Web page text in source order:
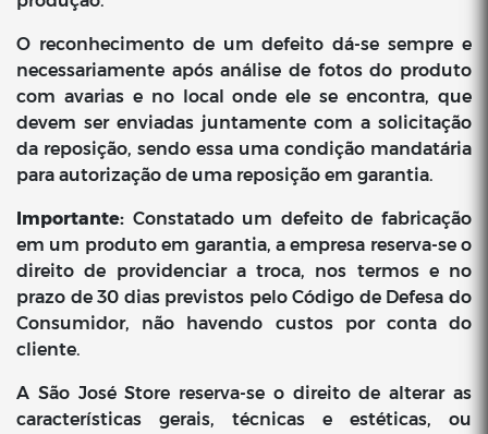
O reconhecimento de um defeito dá-se sempre e
necessariamente após análise de fotos do produto
com avarias e no local onde ele se encontra, que
devem ser enviadas juntamente com a solicitação
da reposição, sendo essa uma condição mandatária
para autorização de uma reposição em garantia.
Importante: Constatado um defeito de fabricação
em um produto em garantia, a empresa reserva-se o
direito de providenciar a troca, nos termos e no
prazo de 30 dias previstos pelo Código de Defesa do
Consumidor, não havendo custos por conta do
cliente.
A São José Store reserva-se o direito de alterar as
características gerais, técnicas e estéticas, ou